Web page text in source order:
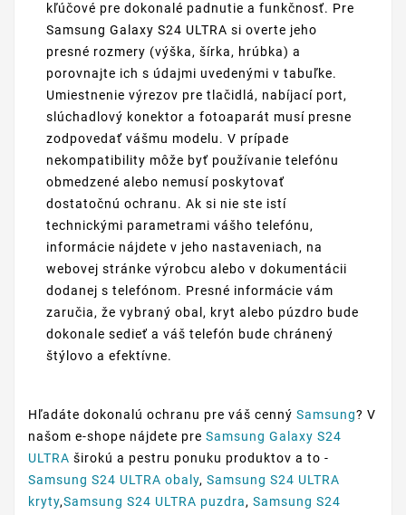
kľúčové pre dokonalé padnutie a funkčnosť. Pre
Samsung Galaxy S24 ULTRA si overte jeho
presné rozmery (výška, šírka, hrúbka) a
porovnajte ich s údajmi uvedenými v tabuľke.
Umiestnenie výrezov pre tlačidlá, nabíjací port,
slúchadlový konektor a fotoaparát musí presne
zodpovedať vášmu modelu. V prípade
nekompatibility môže byť používanie telefónu
obmedzené alebo nemusí poskytovať
dostatočnú ochranu. Ak si nie ste istí
technickými parametrami vášho telefónu,
informácie nájdete v jeho nastaveniach, na
webovej stránke výrobcu alebo v dokumentácii
dodanej s telefónom. Presné informácie vám
zaručia, že vybraný obal, kryt alebo púzdro bude
dokonale sedieť a váš telefón bude chránený
štýlovo a efektívne.
Hľadáte dokonalú ochranu pre váš cenný Samsung? V
našom e-shope nájdete pre Samsung Galaxy S24
ULTRA širokú a pestru ponuku produktov a to -
Samsung S24 ULTRA obaly, Samsung S24 ULTRA
kryty,Samsung S24 ULTRA puzdra, Samsung S24